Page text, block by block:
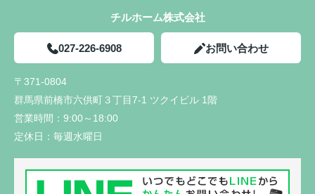
チルホーム株式会社
027-226-6908 お問い合わせ
〒371-0804
群馬県前橋市六供町３丁目7-1 ツクイビル 1階
営業時間： 9:00～18:00
定休日： 毎週水曜日